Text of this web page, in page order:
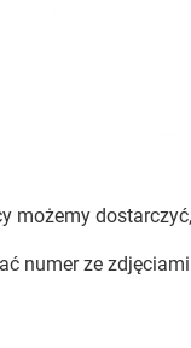
możemy dostarczyć,
numer ze